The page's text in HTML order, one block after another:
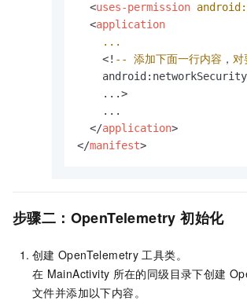
<uses-permission
<application
...
    <!
-- 添加下面一行内容 ， 对
    ...>
    ...
</application>
</manifest>
步骤二：OpenTelemetry 初始化
创建 OpenTelemetry 工具类。
在 MainActivity 所在的同级目录下创建
文件并添加以下内容。